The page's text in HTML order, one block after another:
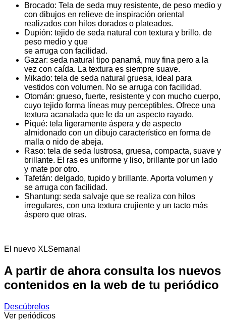
Brocado: Tela de seda muy resistente, de peso medio y
con dibujos en relieve de inspiración oriental
realizados con hilos dorados o plateados.
Dupión: tejido de seda natural con textura y brillo, de
peso medio y que
se arruga con facilidad.
Gazar: seda natural tipo panamá, muy fina pero a la
vez con caída. La textura es siempre suave.
Mikado: tela de seda natural gruesa, ideal para
vestidos con volumen. No se arruga con facilidad.
Otomán: grueso, fuerte, resistente y con mucho cuerpo,
cuyo tejido forma líneas muy perceptibles. Ofrece una
textura acanalada que le da un aspecto rayado.
Piqué: tela ligeramente áspera y de aspecto
almidonado con un dibujo característico en forma de
malla o nido de abeja.
Raso: tela de seda lustrosa, gruesa, compacta, suave y
brillante. El ras es uniforme y liso, brillante por un lado
y mate por otro.
Tafetán: delgado, tupido y brillante. Aporta volumen y
se arruga con facilidad.
Shantung: seda salvaje que se realiza con hilos
irregulares, con una textura crujiente y un tacto más
áspero que otras.
El nuevo XLSemanal
A partir de ahora consulta los nuevos
contenidos en la web de tu periódico
Descúbrelos
Ver periódicos